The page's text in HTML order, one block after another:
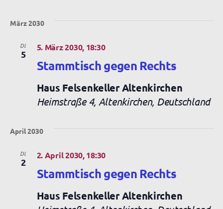
März 2030
DI.
5
Stammtisch gegen Rechts
5. März 2030, 18:30
Haus Felsenkeller Altenkirchen
Heimstraße 4, Altenkirchen, Deutschland
April 2030
DI.
2
Stammtisch gegen Rechts
2. April 2030, 18:30
Haus Felsenkeller Altenkirchen